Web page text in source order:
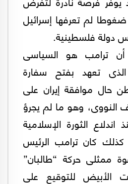
ضغوطا لم تعرفها إسرائيل
دولة فلسطينية.
أن ترامب هو السياسى
الذى تعهد بفتح سفارة
حال موافقة إيران على
النووى، وهو ما لم يجرؤ
الثورة الإسلامية
عام 1979. كذلك كان ترامب الرئيس
ممثلى حركة “طالبان”
الأبيض للتوقيع على